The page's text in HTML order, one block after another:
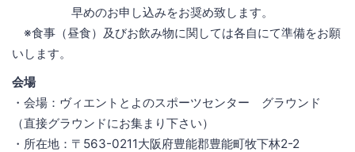
早めのお申し込みをお奨め致します。
※食事（昼食）及びお飲み物に関しては各自にて準備をお願
いします。
会場
・会場：ヴィエントとよのスポーツセンター グラウンド
（直接グラウンドにお集まり下さい）
・所在地：〒563-0211大阪府豊能郡豊能町牧下林2-2